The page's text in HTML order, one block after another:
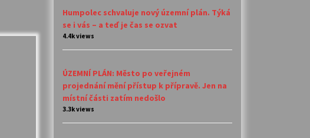
Humpolec schvaluje nový územní plán. Týká
se i vás – a teď je čas se ozvat
4.4k views
ÚZEMNÍ PLÁN: Město po veřejném
projednání mění přístup k přípravě. Jen na
místní části zatím nedošlo
3.3k views